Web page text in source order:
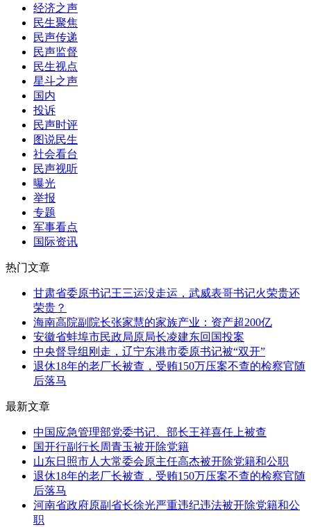
经济之声
民生聚焦
民声传递
民声监督
民生视点
星斗之声
国内
投诉
民声时评
图说民生
社会看台
民声视听
曝光
举报
专题
军事看点
国际资讯
热门文章
甘肃省委原书记王三运没走运，武威表哥书记火荣贵还
荣贵？
海南高院副院长张家慧的家族产业：资产超200亿
安徽省蚌埠市民政局原局长凌建东回国投案
中央督导组刚走，辽宁东港市委原书记被“双开”
退休18年的老厂长被查，受贿150万压案不查的检察官随
后落马
最新文章
中国应急管理部党委书记、部长王祥喜任上被查
国开行副行长周青玉被开除党籍
山东日照市人大常委会原主任高杰被开除党籍和公职
退休18年的老厂长被查，受贿150万压案不查的检察官随
后落马
河南省政府原副省长徐光严重违纪违法被开除党籍和公
职